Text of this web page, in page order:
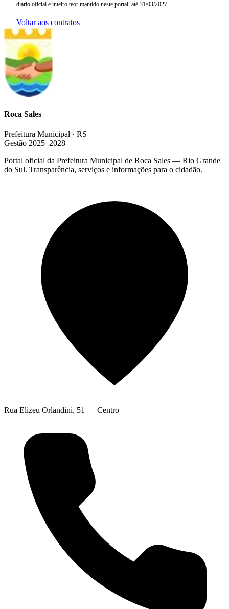
diário oficial e inteiro teor mantido neste portal, até 31/03/2027.
Voltar aos contratos
Roca Sales
Prefeitura Municipal · RS
Gestão 2025–2028
Portal oficial da Prefeitura Municipal de Roca Sales — Rio Grande
do Sul. Transparência, serviços e informações para o cidadão.
Rua Elizeu Orlandini, 51 — Centro